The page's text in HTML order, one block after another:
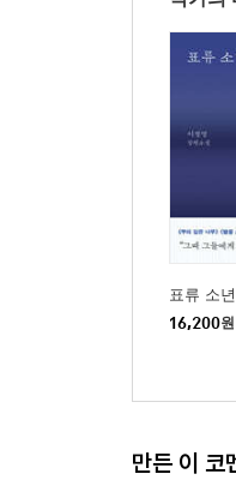
표류 소년
16,200원
만든 이 코